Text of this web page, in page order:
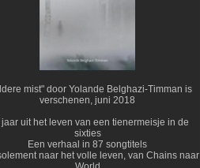
mist" door Yolande Belghazi-Timman is
verschenen, juni 2018
jaar uit het leven van een tienermeisje in de
sixties
Een verhaal in 87 songtitels
naar het volle leven, van Chains naar